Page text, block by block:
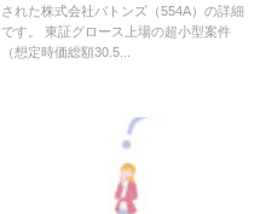
された株式会社バトンズ（554A）の詳細
です。 東証グロース上場の超小型案件
（想定時価総額30.5...